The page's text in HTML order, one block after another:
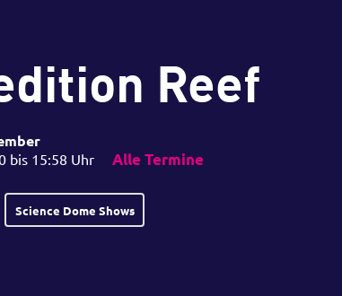
Reef
bis 15:58 Uhr Alle Termine
Science Dome Shows